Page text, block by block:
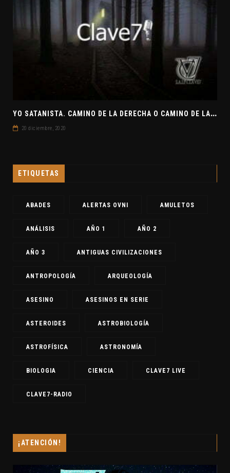
Y
O SATANISTA. CAMINO DE LA DERECHA O CAMINO DE LA IZQUIERDA. CLAVE7 NEWS
20 diciembre, 2020
ETIQUETAS
ABADES ALERTAS OVNI AMULETOS
ANÁLISIS AÑO 1 AÑO 2
AÑO 3 ANTIGUAS CIVILIZACIONES
ANTROPOLOGÍA ARQUEOLOGÍA
ASESINO ASESINOS EN SERIE
ASTEROIDES ASTROBIOLOGÍA
ASTROFÍSICA ASTRONOMÍA
BIOLOGIA CIENCIA CLAVE7 LIVE
CLAVE7-RADIO
¡ATENCIÓN!